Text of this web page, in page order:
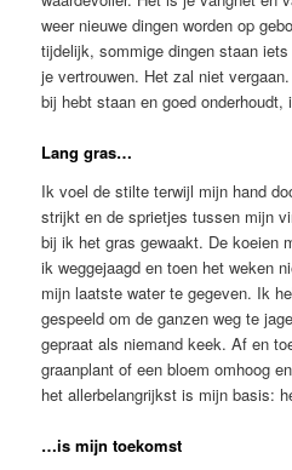
weer nieuwe dingen worden op
tijdelijk, sommige dingen staan
je vertrouwen. Het zal niet
bij hebt staan en goed
Lang gras…
Ik voel de stilte terwijl mijn hand
strijkt en de sprietjes tussen mijn
bij ik het gras gewaakt. De koeien
ik weggejaagd en toen het weken
mijn laatste water te gegeven. Ik
gespeeld om de ganzen weg te
gepraat als niemand keek. Af en
graanplant of een bloem omhoog
het allerbelangrijkst is mijn basis:
…is mijn toekomst